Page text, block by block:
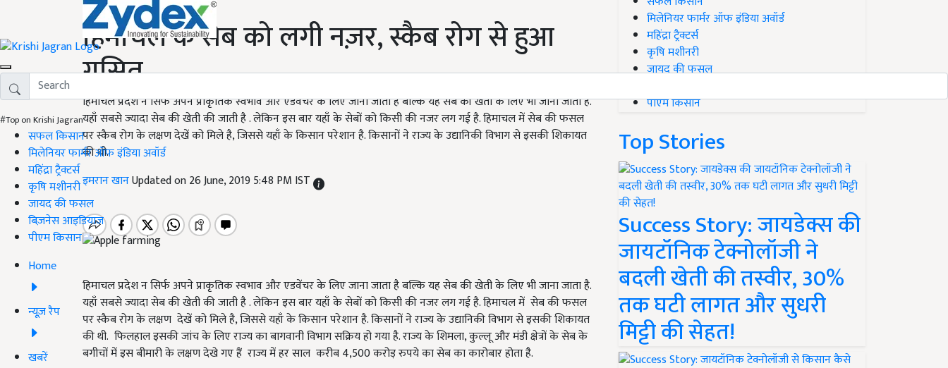
#Top on Krishi Jagran
सफल किसान
मिलेनियर फार्मर ऑफ इंडिया अवॉर्ड
महिंद्रा ट्रैक्टर्स
कृषि मशीनरी
जायद की फसल
बिज़नेस आइडियाज
पीएम किसान
Home
न्यूज़ रैप
खबरें
हिमाचल के सेब को लगी नज़र, स्कैब रोग से हुआ
ग्रसित
हिमाचल प्रदेश न सिर्फ अपने प्राकृतिक स्वभाव और एडवेंचर के लिए जाना जाता है बल्कि यह सेब की खेती के लिए भी जाना जाता है.
यहाँ सबसे ज्यादा सेब की खेती की जाती है . लेकिन इस बार यहाँ के सेबों को किसी की नजर लग गई है. हिमाचल में सेब की फसल
पर स्कैब रोग के लक्षण देखें को मिले है, जिससे यहाँ के किसान परेशान है. किसानों ने राज्य के उद्यानिकी विभाग से इसकी शिकायत
की थी.
इमरान खानUpdated on 26 June, 2019 5:48 PM IST
हिमाचल प्रदेश न सिर्फ अपने प्राकृतिक स्वभाव और एडवेंचर के लिए जाना जाता है बल्कि यह सेब की खेती के लिए भी जाना जाता है.
यहाँ सबसे ज्यादा सेब की खेती की जाती है . लेकिन इस बार यहाँ के सेबों को किसी की नजर लग गई है. हिमाचल में सेब की फसल
पर स्कैब रोग के लक्षण देखें को मिले है, जिससे यहाँ के किसान परेशान है. किसानों ने राज्य के उद्यानिकी विभाग से इसकी शिकायत
की थी. फिलहाल इसकी जांच के लिए राज्य का बागवानी विभाग सक्रिय हो गया है. राज्य के शिमला, कुल्लू और मंडी क्षेत्रों के सेब के
बगीचों में इस बीमारी के लक्षण देखे गए हैं राज्य में हर साल करीब 4,500 करोड़ रुपये का सेब का कारोबार होता है.
मिलेनियर फार्मर ऑफ इंडिया अवॉर्ड
महिंद्रा ट्रैक्टर्स
कृषि मशीनरी
जायद की फसल
पीएम किसान
Top Stories
Success Story: जायडेक्स की
जायटॉनिक टेक्नोलॉजी ने
बदली खेती की तस्वीर, 30%
तक घटी लागत और सुधरी
मिट्टी की सेहत!